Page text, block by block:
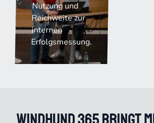
Nutzung und
Reichweite zur
internen
Erfolgsmessung.